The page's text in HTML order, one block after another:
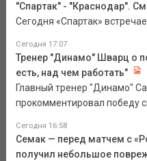
"Спартак" - "Краснодар".
Сегодня «Спартак»
Сегодня 17:07
Тренер "Динамо" Шварц о
есть, над чем работать"
Главный тренер "Динамо"
прокомментировал победу
Сегодня 16:58
Семак — перед матчем с
получил небольшое